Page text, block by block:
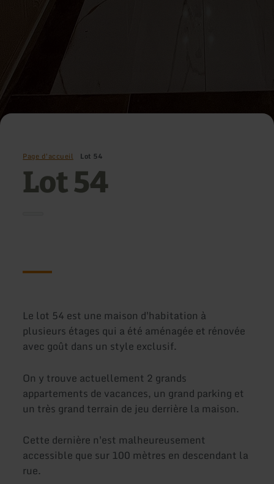
Page d'accueil Lot 54
Lot 54
Le lot 54 est une maison d'habitation à
plusieurs étages qui a été aménagée et rénovée
avec goût dans un style exclusif.
On y trouve actuellement 2 grands
appartements de vacances, un grand parking et
un très grand terrain de jeu derrière la maison.
Cette dernière n'est malheureusement
accessible que sur 100 mètres en descendant la
rue.